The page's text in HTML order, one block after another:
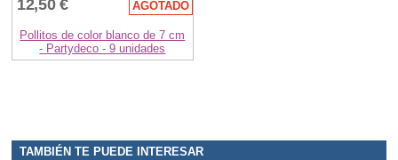
12,50 € AGOTADO
Pollitos de color blanco de 7 cm
- Partydeco - 9 unidades
TAMBIÉN TE PUEDE INTERESAR